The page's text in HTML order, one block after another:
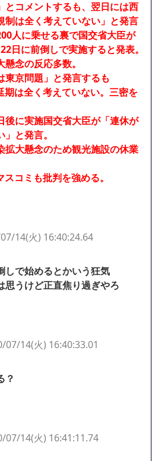
とコメントするも、翌日には西
制は全く考えていない」と発言
人に乗せる裏で国交省大臣が
日に前倒しで実施すると発表。
念の反応多数。
東京問題」と発言するも
期は全く考えていない。三密を
後に実施国交省大臣が「連休が
と発言。
拡大懸念のため観光施設の休業
コミも批判を強める。
14(火) 16:40:24.64
しで始めるとかいう狂気
思うけど正直焦り過ぎやろ
07/14(火) 16:40:33.01
？
07/14(火) 16:41:11.74